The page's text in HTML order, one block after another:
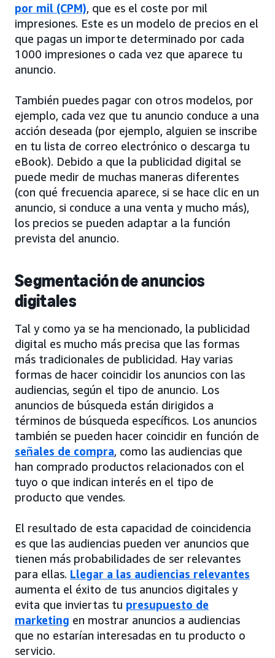
por mil (CPM), que es el coste por mil
impresiones. Este es un modelo de precios en el
que pagas un importe determinado por cada
1000 impresiones o cada vez que aparece tu
anuncio.
También puedes pagar con otros modelos, por
ejemplo, cada vez que tu anuncio conduce a una
acción deseada (por ejemplo, alguien se inscribe
en tu lista de correo electrónico o descarga tu
eBook). Debido a que la publicidad digital se
puede medir de muchas maneras diferentes
(con qué frecuencia aparece, si se hace clic en un
anuncio, si conduce a una venta y mucho más),
los precios se pueden adaptar a la función
prevista del anuncio.
Segmentación de anuncios
digitales
Tal y como ya se ha mencionado, la publicidad
digital es mucho más precisa que las formas
más tradicionales de publicidad. Hay varias
formas de hacer coincidir los anuncios con las
audiencias, según el tipo de anuncio. Los
anuncios de búsqueda están dirigidos a
términos de búsqueda específicos. Los anuncios
también se pueden hacer coincidir en función de
señales de compra, como las audiencias que
han comprado productos relacionados con el
tuyo o que indican interés en el tipo de
producto que vendes.
El resultado de esta capacidad de coincidencia
es que las audiencias pueden ver anuncios que
tienen más probabilidades de ser relevantes
para ellas. Llegar a las audiencias relevantes
aumenta el éxito de tus anuncios digitales y
evita que inviertas tu presupuesto de
marketing en mostrar anuncios a audiencias
que no estarían interesadas en tu producto o
servicio.